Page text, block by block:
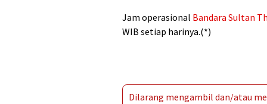
Jam operasional Bandara Sultan
WIB setiap harinya.(*)
Dilarang mengambil dan/atau